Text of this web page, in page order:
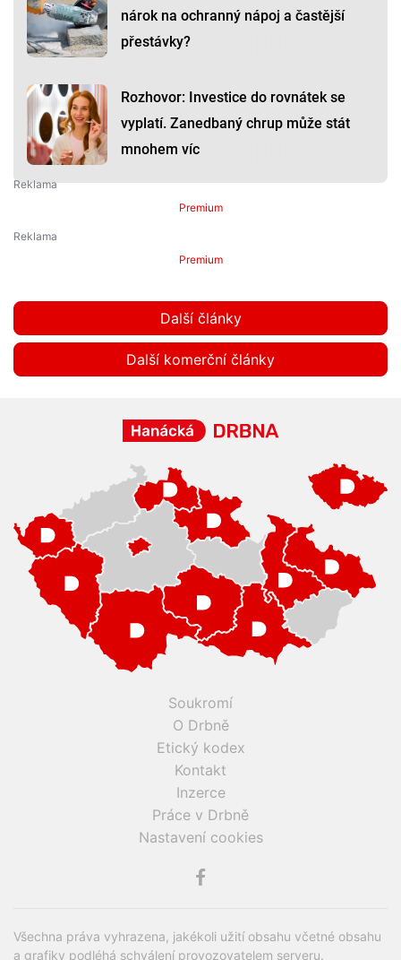
nárok na ochranný nápoj a častější
přestávky?
Rozhovor: Investice do rovnátek se
vyplatí. Zanedbaný chrup může stát
mnohem víc
Premium
Premium
Další články
Další komerční články
Soukromí
O Drbně
Etický kodex
Kontakt
Inzerce
Práce v Drbně
Nastavení cookies
Všechna práva vyhrazena, jakékoli užití obsahu včetné obsahu
a grafiky podléhá schválení provozovatelem serveru.